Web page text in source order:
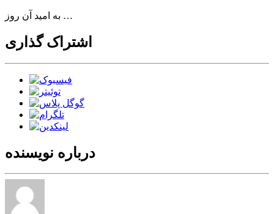
به امید آن روز …
اشتراک گذاری
درباره نویسنده